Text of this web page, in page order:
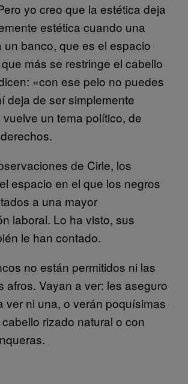
yo creo que la estética deja
estética cuando una
un banco, que es el espacio
más se restringe el cabello
«con ese pelo no puedes
deja de ser simplemente
un tema político, de
de Cirle, los
espacio en el que los negros
a una mayor
laboral. Lo ha visto, sus
le han contado.
no están permitidos ni las
afros. Vayan a ver: les aseguro
ver ni una, o verán poquísimas
rizado natural o con